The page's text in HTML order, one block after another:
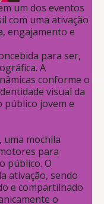
um dos eventos
com uma ativação
engajamento e
para ser,
A
conforme o
visual da
público jovem e
uma mochila
para
público. O
ativação, sendo
e compartilhado
o